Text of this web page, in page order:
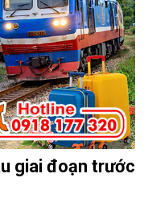
giai đoạn trước